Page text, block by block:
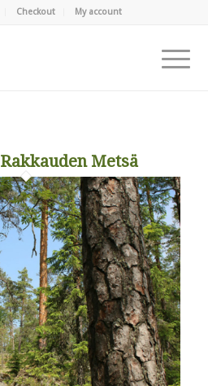
Checkout My account
Rakkauden Metsä